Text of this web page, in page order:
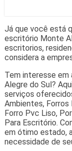
Já que você está
escritório Monte
escritorios,
considera a
Tem interesse em
Alegre do Sul?
serviços
Ambientes, Forros
Forro Pvc Liso,
Para Escritório.
em ótimo estado,
necessidade de